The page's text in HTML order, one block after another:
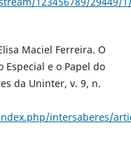
Maciel Ferreira. O
Especial e o Papel do
da Uninter, v. 9, n.
intersaberes/